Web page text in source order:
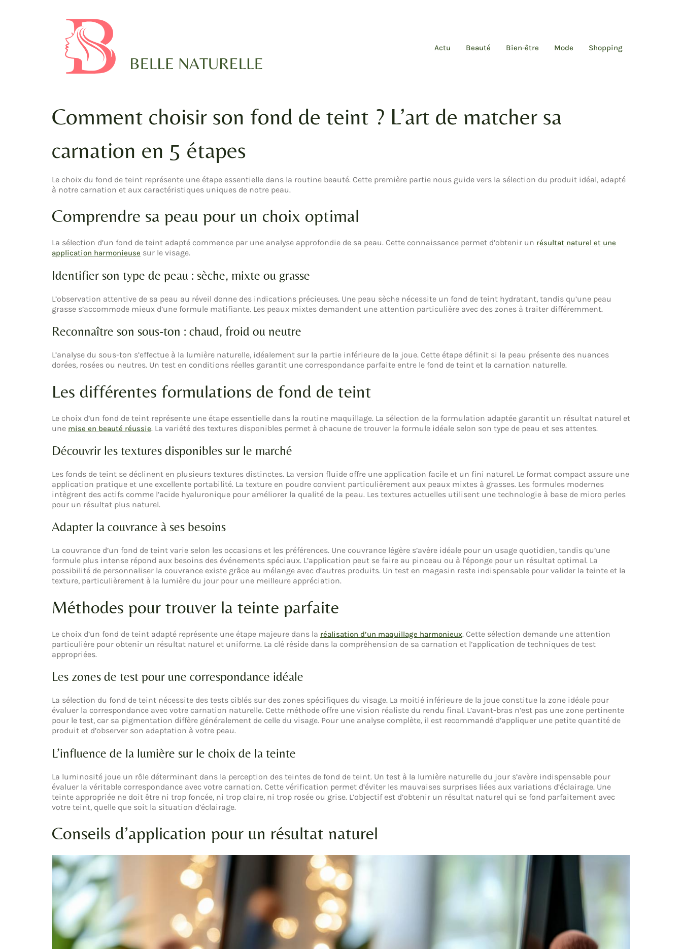
Actu Beauté Bien-être Mode Shopping
Comment choisir son fond de teint ? L’art de matcher sa
carnation en 5 étapes
Le choix du fond de teint représente une étape essentielle dans la routine beauté. Cette première partie nous guide vers la sélection du produit idéal, adapté
à notre carnation et aux caractéristiques uniques de notre peau.
Comprendre sa peau pour un choix optimal
La sélection d’un fond de teint adapté commence par une analyse approfondie de sa peau. Cette connaissance permet d’obtenir un résultat naturel et une
application harmonieuse sur le visage.
Identifier son type de peau : sèche, mixte ou grasse
L’observation attentive de sa peau au réveil donne des indications précieuses. Une peau sèche nécessite un fond de teint hydratant, tandis qu’une peau
grasse s’accommode mieux d’une formule matifiante. Les peaux mixtes demandent une attention particulière avec des zones à traiter différemment.
Reconnaître son sous-ton : chaud, froid ou neutre
L’analyse du sous-ton s’effectue à la lumière naturelle, idéalement sur la partie inférieure de la joue. Cette étape définit si la peau présente des nuances
dorées, rosées ou neutres. Un test en conditions réelles garantit une correspondance parfaite entre le fond de teint et la carnation naturelle.
Les différentes formulations de fond de teint
Le choix d’un fond de teint représente une étape essentielle dans la routine maquillage. La sélection de la formulation adaptée garantit un résultat naturel et
une mise en beauté réussie. La variété des textures disponibles permet à chacune de trouver la formule idéale selon son type de peau et ses attentes.
Découvrir les textures disponibles sur le marché
Les fonds de teint se déclinent en plusieurs textures distinctes. La version fluide offre une application facile et un fini naturel. Le format compact assure une
application pratique et une excellente portabilité. La texture en poudre convient particulièrement aux peaux mixtes à grasses. Les formules modernes
intègrent des actifs comme l’acide hyaluronique pour améliorer la qualité de la peau. Les textures actuelles utilisent une technologie à base de micro perles
pour un résultat plus naturel.
Adapter la couvrance à ses besoins
La couvrance d’un fond de teint varie selon les occasions et les préférences. Une couvrance légère s’avère idéale pour un usage quotidien, tandis qu’une
formule plus intense répond aux besoins des événements spéciaux. L’application peut se faire au pinceau ou à l’éponge pour un résultat optimal. La
possibilité de personnaliser la couvrance existe grâce au mélange avec d’autres produits. Un test en magasin reste indispensable pour valider la teinte et la
texture, particulièrement à la lumière du jour pour une meilleure appréciation.
Méthodes pour trouver la teinte parfaite
Le choix d’un fond de teint adapté représente une étape majeure dans la réalisation d’un maquillage harmonieux. Cette sélection demande une attention
particulière pour obtenir un résultat naturel et uniforme. La clé réside dans la compréhension de sa carnation et l’application de techniques de test
appropriées.
Les zones de test pour une correspondance idéale
La sélection du fond de teint nécessite des tests ciblés sur des zones spécifiques du visage. La moitié inférieure de la joue constitue la zone idéale pour
évaluer la correspondance avec votre carnation naturelle. Cette méthode offre une vision réaliste du rendu final. L’avant-bras n’est pas une zone pertinente
pour le test, car sa pigmentation diffère généralement de celle du visage. Pour une analyse complète, il est recommandé d’appliquer une petite quantité de
produit et d’observer son adaptation à votre peau.
L’influence de la lumière sur le choix de la teinte
La luminosité joue un rôle déterminant dans la perception des teintes de fond de teint. Un test à la lumière naturelle du jour s’avère indispensable pour
évaluer la véritable correspondance avec votre carnation. Cette vérification permet d’éviter les mauvaises surprises liées aux variations d’éclairage. Une
teinte appropriée ne doit être ni trop foncée, ni trop claire, ni trop rosée ou grise. L’objectif est d’obtenir un résultat naturel qui se fond parfaitement avec
votre teint, quelle que soit la situation d’éclairage.
Conseils d’application pour un résultat naturel